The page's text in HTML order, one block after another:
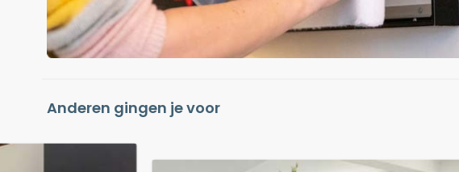
Anderen gingen je voor